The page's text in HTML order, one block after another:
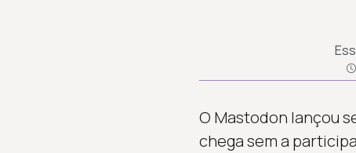
O Mastodon lançou
chega sem a